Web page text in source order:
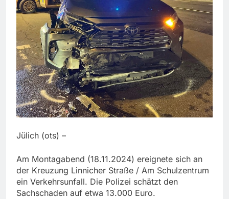
Jülich (ots) –
Am Montagabend (18.11.2024) ereignete sich an
der Kreuzung Linnicher Straße / Am Schulzentrum
ein Verkehrsunfall. Die Polizei schätzt den
Sachschaden auf etwa 13.000 Euro.